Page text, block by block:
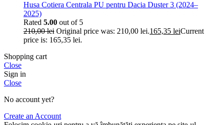
Husa Cotiera Centrala PU pentru Dacia Duster 3 (2024–
2025)
Rated 5.00 out of 5
210,00lei Original price was: 210,00 lei.165,35 leiCurrent
price is: 165,35 lei.
Shopping cart
Close
Sign in
Close
No account yet?
Create an Account